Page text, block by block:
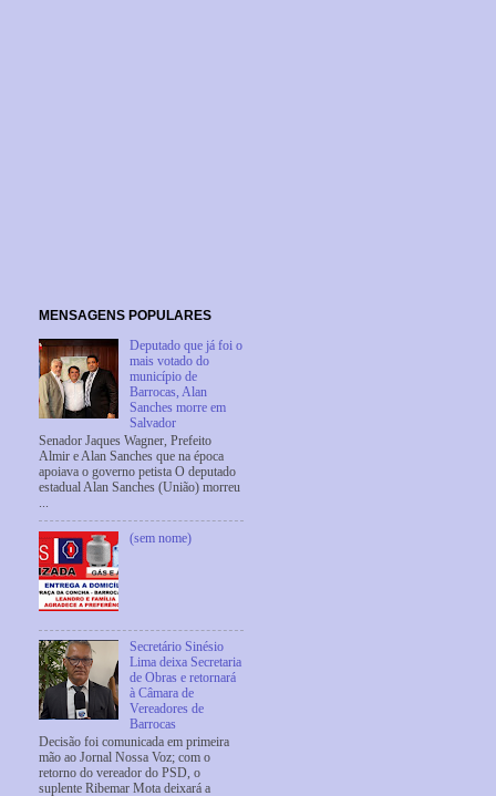
MENSAGENS POPULARES
Deputado que já foi o
mais votado do
município de
Barrocas, Alan
Sanches morre em
Salvador
Senador Jaques Wagner, Prefeito
Almir e Alan Sanches que na época
apoiava o governo petista O deputado
estadual Alan Sanches (União) morreu
...
(sem nome)
Secretário Sinésio
Lima deixa Secretaria
de Obras e retornará
à Câmara de
Vereadores de
Barrocas
Decisão foi comunicada em primeira
mão ao Jornal Nossa Voz; com o
retorno do vereador do PSD, o
suplente Ribemar Mota deixará a